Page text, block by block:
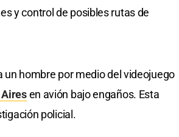
y control de posibles rutas de
un hombre por medio del videojuego
Airesen avión bajo engaños. Esta
policial.